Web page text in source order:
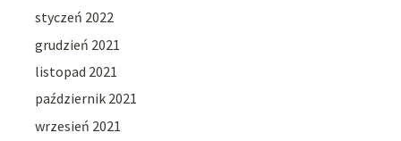
styczeń 2022
grudzień 2021
listopad 2021
październik 2021
wrzesień 2021